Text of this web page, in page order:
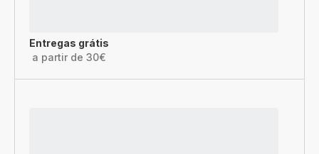
Entregas grátis
a partir de 30€